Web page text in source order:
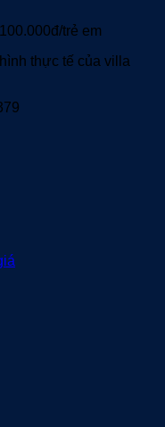
trẻ em
thực tế của villa